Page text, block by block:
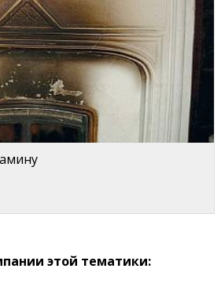
этой тематики: